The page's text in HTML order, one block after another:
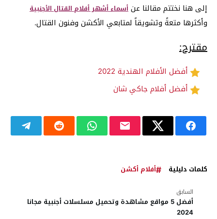
إلى هنا نختتم مقالنا عن أسماء أشهر أفلام القتال الأجنبية
وأكثرها متعةً وتشويقاً لمتابعي الأكشن وفنون القتال.
مقترح:
أفضل الأفلام الهندية 2022
أفضل أفلام جاكي شان
كلمات دليلية أفلام أكشن
السابق
أفضل 5 مواقع مشاهدة وتحميل مسلسلات أجنبية مجانا
2024